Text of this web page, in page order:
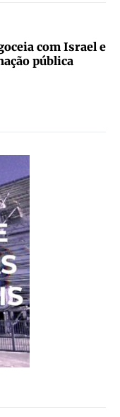
com Israel e
pública